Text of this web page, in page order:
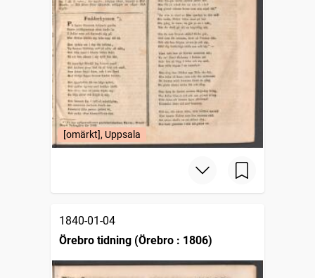
[omärkt], Uppsala
1840-01-04
Örebro tidning (Örebro : 1806)